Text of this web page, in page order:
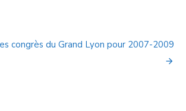
congrès du Grand Lyon pour 2007-2009